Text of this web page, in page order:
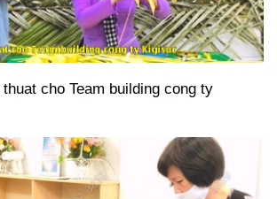
cho Team building cong ty